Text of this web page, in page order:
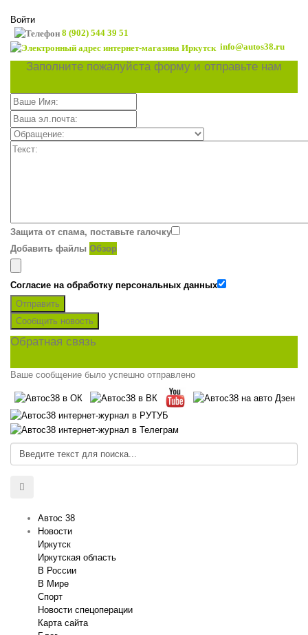
Войти
8 (902) 544 39 51
info@autos38.ru
Заполните пожалуйста форму и отправьте нам
Защита от спама, поставьте галочку
Добавить файлы Обзор
Согласие на обработку персональных данных
Отправить
Сообщить новость
Обратная связь
Ваше сообщение было успешно отправлено
Автос 38
Новости
Иркутск
Иркутская область
В России
В Мире
Спорт
Новости спецоперации
Карта сайта